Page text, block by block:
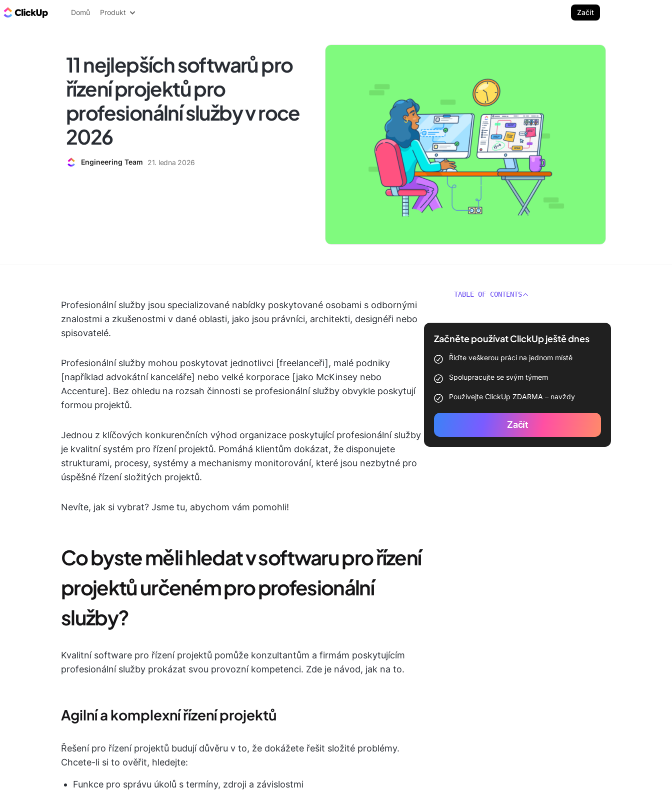
ClickUp blog
Domů Produkt Začít
11 nejlepších softwarů pro
řízení projektů pro
profesionální služby v roce
2026
Engineering Team 21. ledna 2026
Profesionální služby jsou specializované nabídky poskytované osobami s odbornými
znalostmi a zkušenostmi v dané oblasti, jako jsou právníci, architekti, designéři nebo
spisovatelé.
Profesionální služby mohou poskytovat jednotlivci [freelanceři], malé podniky
[například advokátní kanceláře] nebo velké korporace [jako McKinsey nebo
Accenture]. Bez ohledu na rozsah činnosti se profesionální služby obvykle poskytují
formou projektů.
Jednou z klíčových konkurenčních výhod organizace poskytující profesionální služby
je kvalitní systém pro řízení projektů. Pomáhá klientům dokázat, že disponujete
strukturami, procesy, systémy a mechanismy monitorování, které jsou nezbytné pro
úspěšné řízení složitých projektů.
Nevíte, jak si vybrat? Jsme tu, abychom vám pomohli!
Co byste měli hledat v softwaru pro řízení
projektů určeném pro profesionální
služby?
Kvalitní software pro řízení projektů pomůže konzultantům a firmám poskytujícím
profesionální služby prokázat svou provozní kompetenci. Zde je návod, jak na to.
Agilní a komplexní řízení projektů
Řešení pro řízení projektů budují důvěru v to, že dokážete řešit složité problémy.
Chcete-li si to ověřit, hledejte:
Funkce pro správu úkolů s termíny, zdroji a závislostmi
TABLE OF CONTENTS
Začněte používat ClickUp ještě dnes
Řiďte veškerou práci na jednom místě
Spolupracujte se svým týmem
Používejte ClickUp ZDARMA – navždy
Začít